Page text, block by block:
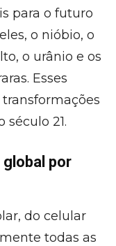
para o futuro
o nióbio, o
o urânio e os
Esses
21.
por
do celular
todas as